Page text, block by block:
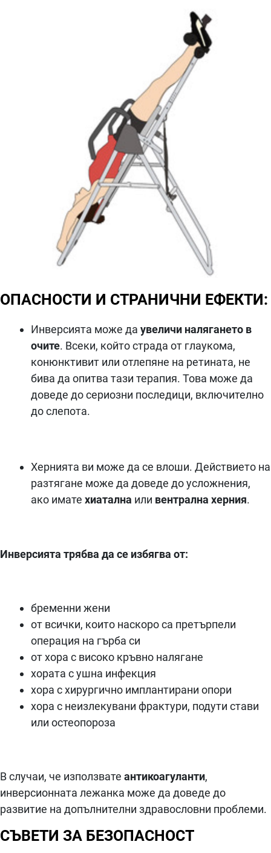
ОПАСНОСТИ И СТРАНИЧНИ ЕФЕКТИ:
Инверсията може даувеличи налягането в
очите. Всеки, който страда от глаукома,
конюнктивит или отлепяне на ретината, не
бива да опитва тази терапия. Това може да
доведе до сериозни последици, включително
до слепота.
Хернията ви може да се влоши. Действието на
разтягане може да доведе до усложнения,
ако иматехиатална или вентрална херния.
Инверсията трябва да се избягва от:
бременни жени
от всички, които наскоро са претърпели
операция на гърба си
от хора с високо кръвно налягане
хората с ушна инфекция
хора с хирургично имплантирани опори
хора с неизлекувани фрактури, подути стави
или остеопороза
В случаи, че използвате антикоагуланти,
инверсионната лежанка може да доведе до
развитие на допълнителни здравословни проблеми.
СЪВЕТИ ЗА БЕЗОПАСНОСТ